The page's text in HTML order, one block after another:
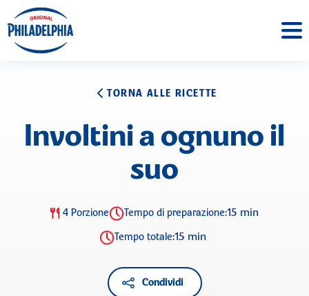
TORNA ALLE RICETTE
Involtini a ognuno il
suo
4 Porzione Tempo di preparazione:15 min
Tempo totale:15 min
Condividi